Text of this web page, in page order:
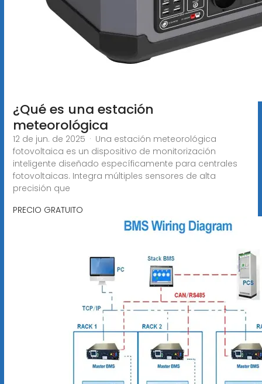
¿Qué es una estación
meteorológica
12 de jun. de 2025 · Una estación meteorológica
fotovoltaica es un dispositivo de monitorización
inteligente diseñado específicamente para centrales
fotovoltaicas. Integra múltiples sensores de alta
precisión que
PRECIO GRATUITO